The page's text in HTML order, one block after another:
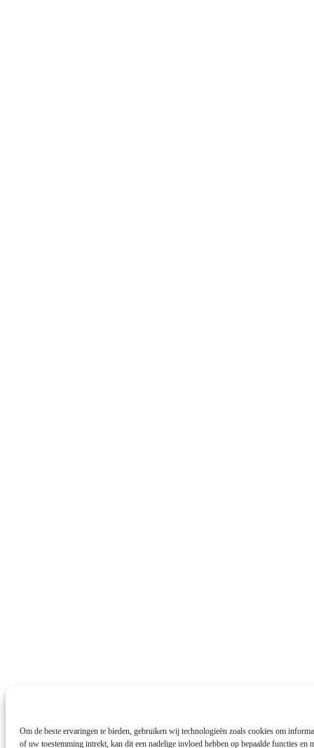
Om de beste ervaringen te bieden, gebruiken wij technologieën zoals cookies om
of uw toestemming intrekt, kan dit een nadelige invloed hebben op bepaalde functies en